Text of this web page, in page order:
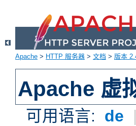
Apache > HTTP 服务器 > 文档 > 版本
Apache 虚
可用语言: de |